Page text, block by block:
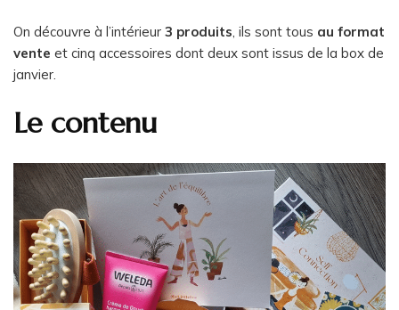
On découvre à l’intérieur 3 produits, ils sont tous au format
vente et cinq accessoires dont deux sont issus de la box de
janvier.
Le contenu